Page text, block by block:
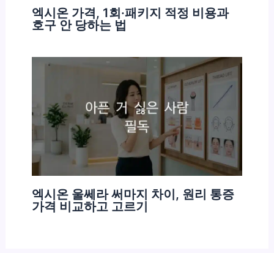
엑시온 가격, 1회·패키지 적정 비용과
호구 안 당하는 법
엑시온 울쎄라 써마지 차이, 원리 통증
가격 비교하고 고르기